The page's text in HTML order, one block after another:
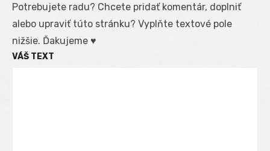
Potrebujete radu? Chcete pridať komentár, doplniť
alebo upraviť túto stránku? Vyplňte textové pole
nižšie. Ďakujeme ♥
VÁŠ TEXT